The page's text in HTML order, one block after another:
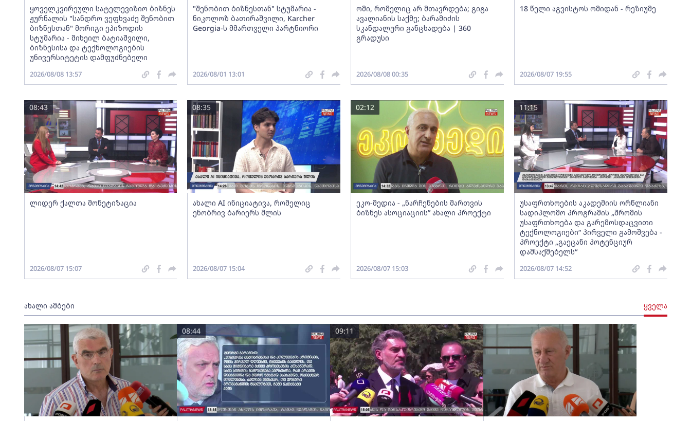
ყოველკვირეული სატელევიზიო ბიზნეს
ჟურნალის "სანდრო ვეფხვაძე შენობით
ბიზნესთან" მორიგი ეპიზოდის
სტუმარია - მიხეილ ბატიაშვილი,
ბიზნესისა და ტექნოლოგიების
უნივერსიტეტის დამფუძნებელი
2026/08/08 13:57
"შენობით ბიზნესთან" სტუმარია -
ნიკოლოზ ბათირაშვილი, Karcher
Georgia-ს მმართველი პარტნიორი
2026/08/01 13:01
ომი, რომელიც არ მთავრდება; გიგა
ავალიანის საქმე; ბარამიძის
სკანდალური განცხადება | 360
გრადუსი
2026/08/08 00:35
18 წელი აგვისტოს ომიდან - რეზიუმე
2026/08/07 19:55
ლიდერ ქალთა მონეტიზაცია
08:43
2026/08/07 15:07
ახალი AI ინიციატივა, რომელიც
ენობრივ ბარიერს შლის
08:35
2026/08/07 15:04
ეკო-მედია - „ნარჩენების მართვის
ბიზნეს ასოციაციის” ახალი პროექტი
02:12
2026/08/07 15:03
უსაფრთხოების აკადემიის ორწლიანი
სადიპლომო პროგრამის „შრომის
უსაფრთხოება და გარემოსდაცვითი
ტექნოლოგიები“ პირველი გამოშვება -
პროექტი „გაეცანი პოტენციურ
დამსაქმებელს“
11:15
2026/08/07 14:52
ახალი ამბები ყველა
08:44 09:11